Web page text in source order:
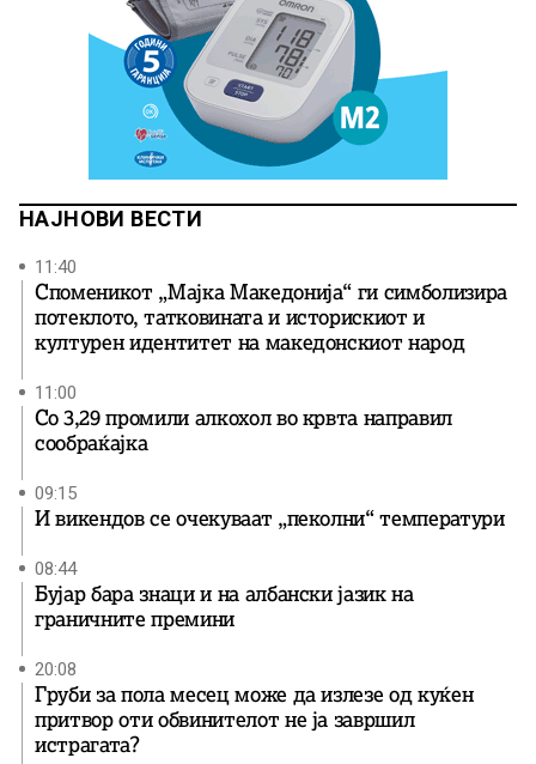
НАЈНОВИ ВЕСТИ
11:40
Споменикот „Мајка Македонија“ ги симболизира
потеклото, татковината и историскиот и
културен идентитет на македонскиот народ
11:00
Со 3,29 промили алкохол во крвта направил
сообраќајка
09:15
И викендов се очекуваат „пеколни“ температури
08:44
Бујар бара знаци и на албански јазик на
граничните премини
20:08
Груби за пола месец може да излезе од куќен
притвор оти обвинителот не ја завршил
истрагата?